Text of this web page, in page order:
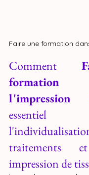
Faire une formation
Comment
l'impression
impression de